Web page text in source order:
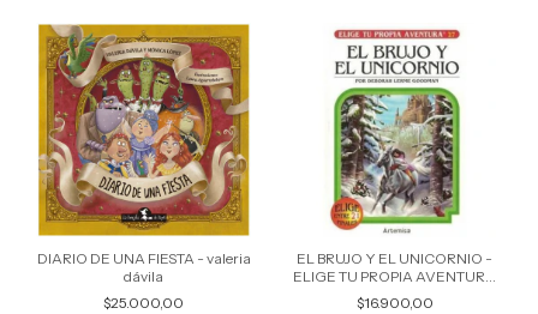
DIARIO DE UNA FIESTA - valeria
dávila
$25.000,00
EL BRUJO Y EL UNICORNIO -
ELIGE TU PROPIA AVENTURA
27 - deborah lerme goodman
$16.900,00